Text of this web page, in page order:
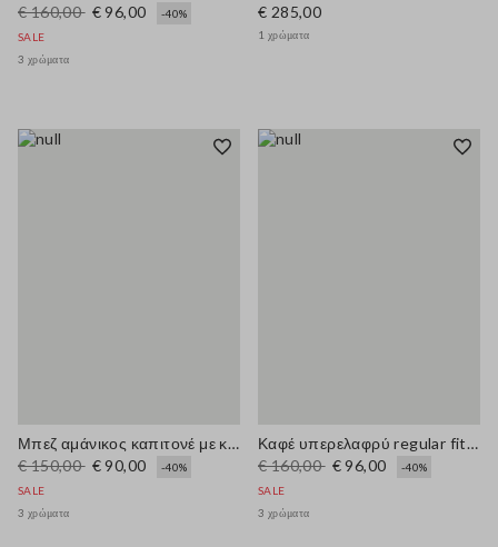
€ 160,00 € 96,00
-40%
SALE
3 χρώματα
€ 285,00
1 χρώματα
Μπεζ αμάνικος καπιτονέ με κανονική εφαρμογή και φερμουάρ
€ 150,00 € 90,00
-40%
SALE
3 χρώματα
Καφέ υπερελαφρύ regular fit μπουφάν με φερμουάρ
€ 160,00 € 96,00
-40%
SALE
3 χρώματα